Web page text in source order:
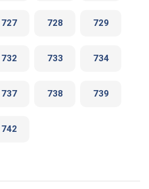
727 728 729
732 733 734
737 738 739
742